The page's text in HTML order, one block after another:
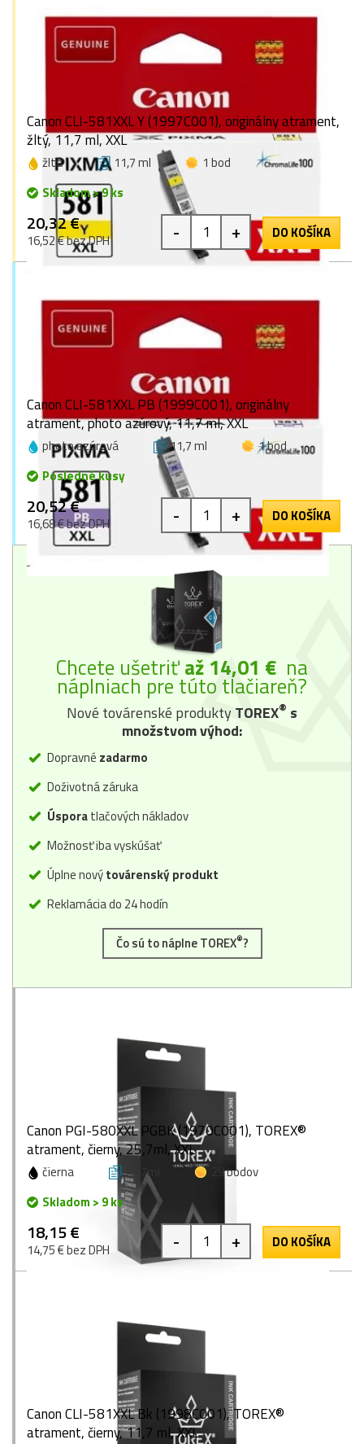
Canon CLI-581XXL Y (1997C001), originálny atrament,
žltý, 11,7 ml, XXL
žltá 11,7 ml
1 bod
Skladom > 9 ks
20,32 €
16,52 € bez DPH - + DO KOŠÍKA
Canon CLI-581XXL PB (1999C001), originálny
atrament, photo azúrový, 11,7 ml, XXL
photo azúrová 11,7 ml
1 bod
Posledné kusy
20,52 €
16,68 € bez DPH - + DO KOŠÍKA
Chcete ušetriťaž 14,01 € na
náplniach pre túto tlačiareň?
Nové továrenské produktyTOREX® s
množstvom výhod:
Dopravné zadarmo
Doživotná záruka
Úsporatlačových nákladov
Možnosť iba vyskúšať
Úplne novýtovárenský produkt
Reklamácia do 24 hodín
Čo sú to náplne TOREX®?
Canon PGI-580XXL PGBK (1970C001), TOREX®
atrament, čierny, 25,7ml, XXL
čierna 25,7ml
29 bodov
Skladom > 9 ks
18,15 €
14,75 € bez DPH - + DO KOŠÍKA
Canon CLI-581XXL Bk (1998C001), TOREX®
atrament, čierny, 11,7 ml, XXL